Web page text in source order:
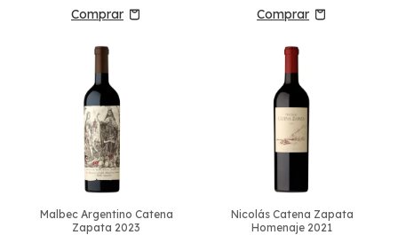
Malbec Argentino Catena
Zapata 2023
Nicolás Catena Zapata
Homenaje 2021